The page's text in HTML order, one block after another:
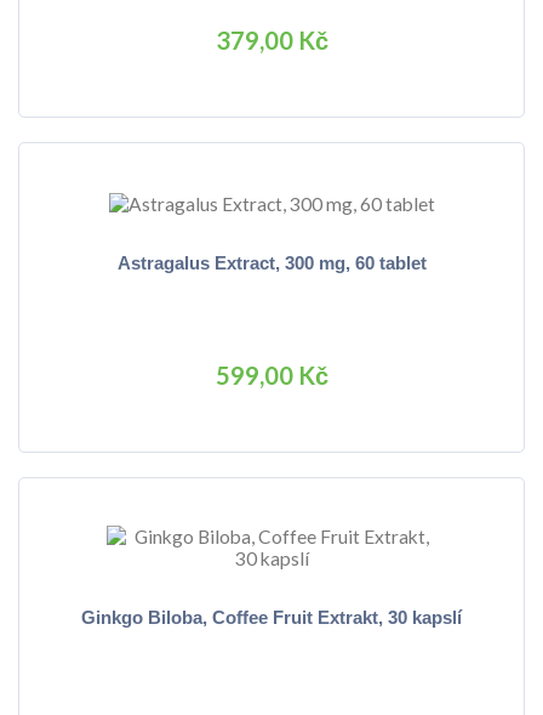
379,00 Kč
Astragalus Extract, 300 mg, 60 tablet
599,00 Kč
Ginkgo Biloba, Coffee Fruit Extrakt, 30 kapslí